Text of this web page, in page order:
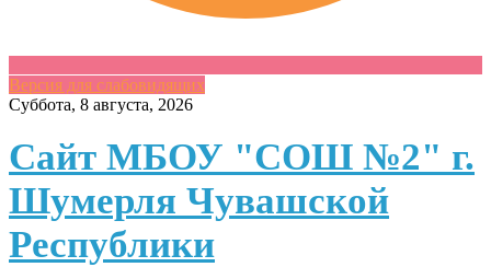
Версия для слабовидящих
Skip
content
Суббота, 8 августа, 2026
Сайт МБОУ "СОШ №2" г.
Шумерля Чувашской
Республики